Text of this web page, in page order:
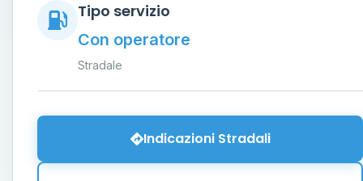
Tipo servizio
Con operatore
Stradale
Indicazioni Stradali